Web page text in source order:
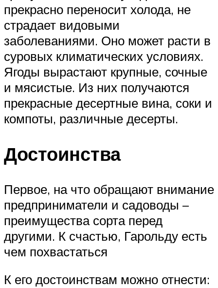
прекрасно переносит холода, не
страдает видовыми
заболеваниями. Оно может расти в
суровых климатических условиях.
Ягоды вырастают крупные, сочные
и мясистые. Из них получаются
прекрасные десертные вина, соки и
компоты, различные десерты.
Достоинства
Первое, на что обращают внимание
предприниматели и садоводы –
преимущества сорта перед
другими. К счастью, Гарольду есть
чем похвастаться
К его достоинствам можно отнести: